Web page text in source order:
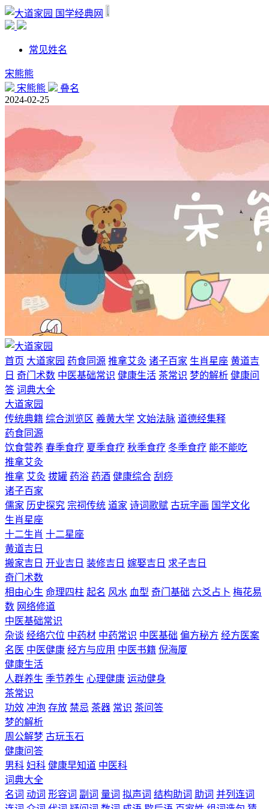
国学经典网
常见姓名
宋熊熊
宋熊熊
叠名
2024-02-25
首页 大道家园 药食同源 推拿艾灸 诸子百家 生肖星座 黄道吉
日 奇门术数 中医基础常识 健康生活 茶常识 梦的解析 健康问
答 词典大全
大道家园
传统典籍 综合浏览区 羲黄大学 文始法脉 道德经集释
药食同源
饮食营养 春季食疗 夏季食疗 秋季食疗 冬季食疗 能不能吃
推拿艾灸
推拿 艾灸 拔罐 药浴 药酒 健康综合 刮痧
诸子百家
儒家 历史探究 宗祠传统 道家 诗词歌赋 古玩字画 国学文化
生肖星座
十二生肖 十二星座
黄道吉日
搬家吉日 开业吉日 装修吉日 嫁娶吉日 求子吉日
奇门术数
相由心生 命理四柱 起名 风水 血型 奇门基础 六爻占卜 梅花易
数 网络修道
中医基础常识
杂谈 经络穴位 中药材 中药常识 中医基础 偏方秘方 经方医案
名医 中医健康 经方与应用 中医书籍 倪海厦
健康生活
人群养生 季节养生 心理健康 运动健身
茶常识
功效 冲泡 存放 禁忌 茶器 常识 茶问答
梦的解析
周公解梦 古玩玉石
健康问答
男科 妇科 健康早知道 中医科
词典大全
名词 动词 形容词 副词 量词 拟声词 结构助词 助词 并列连词